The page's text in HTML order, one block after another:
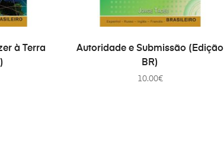
à Terra
COMPRAR
Autoridade e Submissão (Edição
BR)
10.00€